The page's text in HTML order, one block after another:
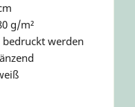
g/m²
werden